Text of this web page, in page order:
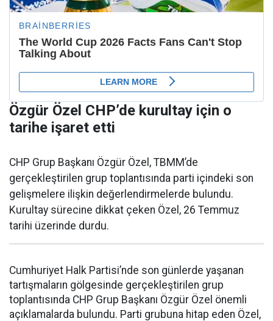
Özgür Özel CHP’de kurultay için o
tarihe işaret etti
CHP Grup Başkanı Özgür Özel, TBMM’de
gerçekleştirilen grup toplantısında parti içindeki son
gelişmelere ilişkin değerlendirmelerde bulundu.
Kurultay sürecine dikkat çeken Özel, 26 Temmuz
tarihi üzerinde durdu.
Cumhuriyet Halk Partisi’nde son günlerde yaşanan
tartışmaların gölgesinde gerçekleştirilen grup
toplantısında CHP Grup Başkanı Özgür Özel önemli
açıklamalarda bulundu. Parti grubuna hitap eden Özel,